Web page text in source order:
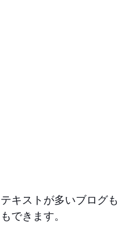
テキストが多いブログ
もできます。